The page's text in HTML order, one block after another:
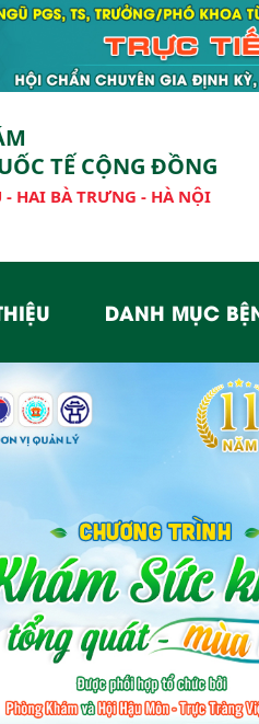
TẾ CỘNG ĐỒNG
- HAI BÀ TRƯNG - HÀ NỘI
DANH MỤC